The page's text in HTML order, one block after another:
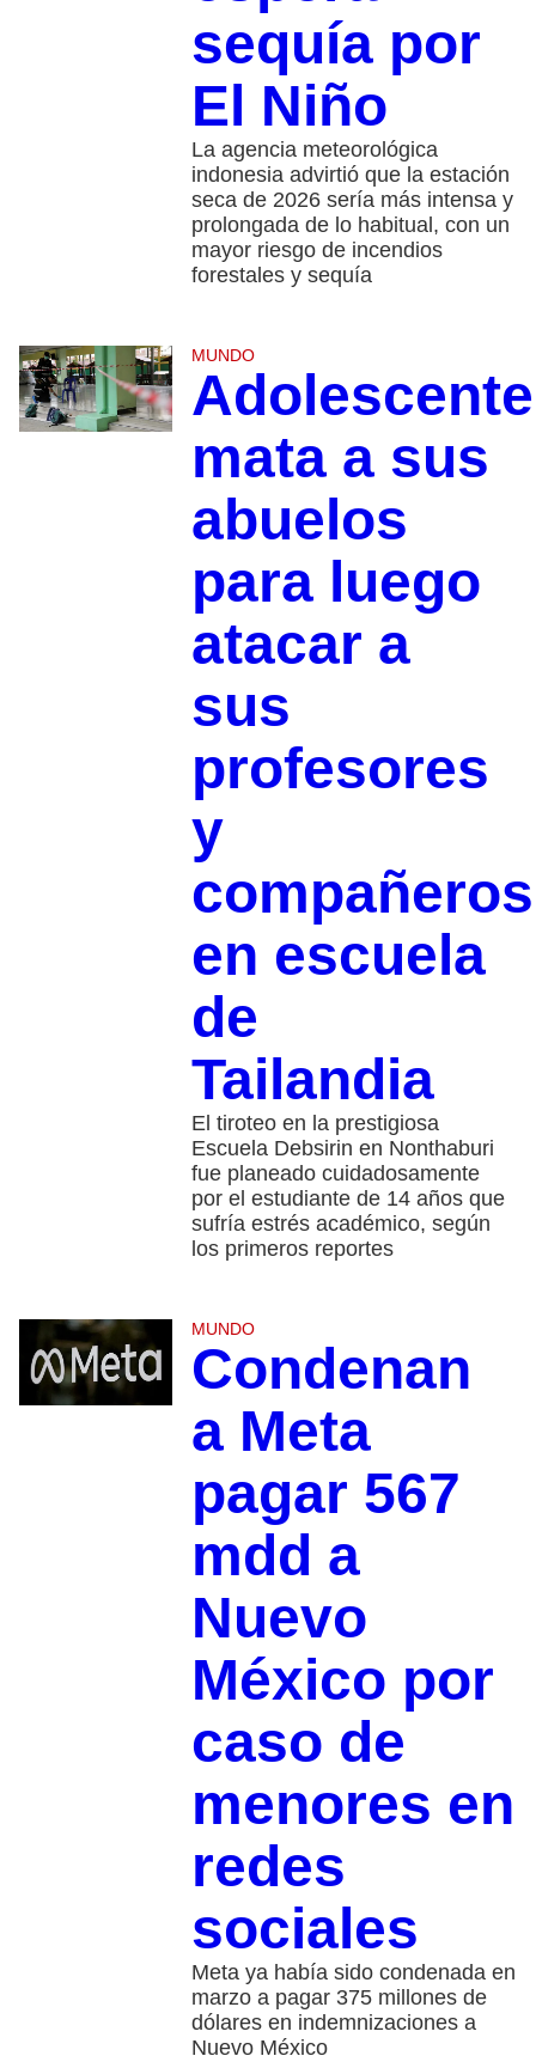
sequía por
El Niño
La agencia meteorológica
indonesia advirtió que la estación
seca de 2026 sería más intensa y
prolongada de lo habitual, con un
mayor riesgo de incendios
forestales y sequía
MUNDO
Adolescente
mata a sus
abuelos
para luego
atacar a
sus
profesores
y
compañeros
en escuela
de
Tailandia
El tiroteo en la prestigiosa
Escuela Debsirin en Nonthaburi
fue planeado cuidadosamente
por el estudiante de 14 años que
sufría estrés académico, según
los primeros reportes
MUNDO
Condenan
a Meta
pagar 567
mdd a
Nuevo
México por
caso de
menores en
redes
sociales
Meta ya había sido condenada en
marzo a pagar 375 millones de
dólares en indemnizaciones a
Nuevo México